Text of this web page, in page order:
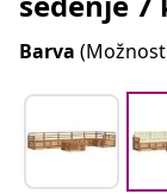
Barva